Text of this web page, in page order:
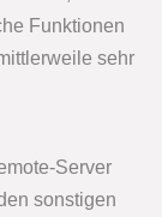
Funktionen
sehr
Server
sonstigen